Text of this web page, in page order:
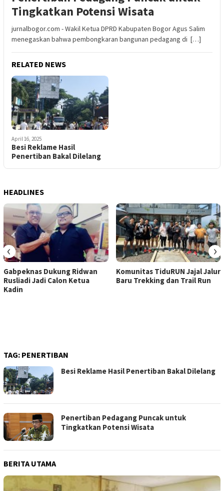
Tingkatkan Potensi Wisata
jurnalbogor.com - Wakil Ketua DPRD Kabupaten Bogor Agus Salim
menegaskan bahwa pembongkaran bangunan pedagang di […]
RELATED NEWS
April 16, 2025
Besi Reklame Hasil
Penertiban Bakal Dilelang
HEADLINES
Gabpeknas Dukung Ridwan
Rusliadi Jadi Calon Ketua
Kadin
Komunitas TiduRUN Jajal Jalur
Baru Trekking dan Trail Run
‹ ›
TAG: PENERTIBAN
Besi Reklame Hasil Penertiban Bakal Dilelang
Penertiban Pedagang Puncak untuk
Tingkatkan Potensi Wisata
BERITA UTAMA